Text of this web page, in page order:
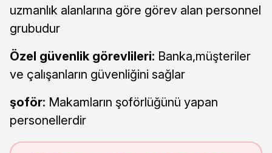
uzmanlık alanlarına göre görev alan personnel
grubudur
Özel güvenlik görevlileri: Banka,müşteriler
ve çalışanların güvenliğini sağlar
şoför: Makamların şoförlüğünü yapan
personellerdir